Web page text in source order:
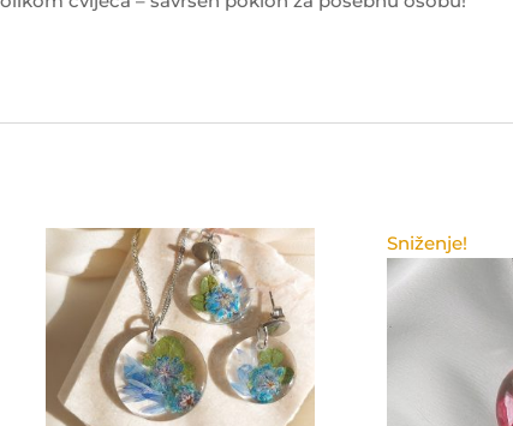
Sniženje!